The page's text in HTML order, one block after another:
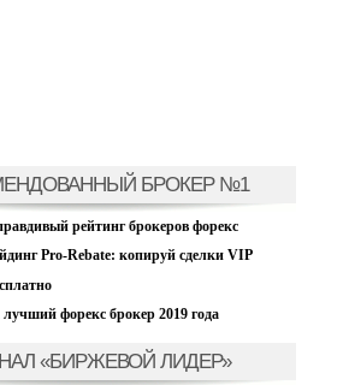
БРОКЕР №1
рейтинг брокеров форекс
Pro-Rebate: копируй сделки VIP
форекс брокер 2019 года
«БИРЖЕВОЙ ЛИДЕР»